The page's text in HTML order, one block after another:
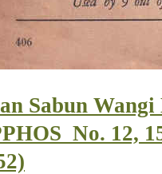
Sabun
12,